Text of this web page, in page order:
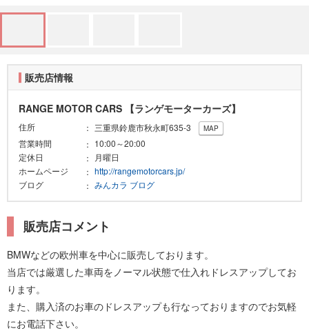
販売店情報
RANGE MOTOR CARS 【ランゲモーターカーズ】
住所 三重県鈴鹿市秋永町635-3 MAP
営業時間
10:00～20:00
定休日
月曜日
ホームページ
http://rangemotorcars.jp/
ブログ
みんカラ ブログ
販売店コメント
BMWなどの欧州車を中心に販売しております。
当店では厳選した車両をノーマル状態で仕入れドレスアップしてお
ります。
また、購入済のお車のドレスアップも行なっておりますのでお気軽
にお電話下さい。